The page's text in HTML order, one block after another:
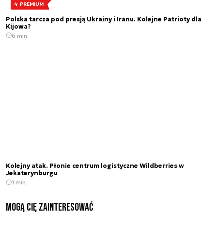
PREMIUM
Polska tarcza pod presją Ukrainy i Iranu. Kolejne Patrioty dla
Kijowa?
6 min.
Kolejny atak. Płonie centrum logistyczne Wildberries w
Jekaterynburgu
1 min.
Mogą Cię zainteresować